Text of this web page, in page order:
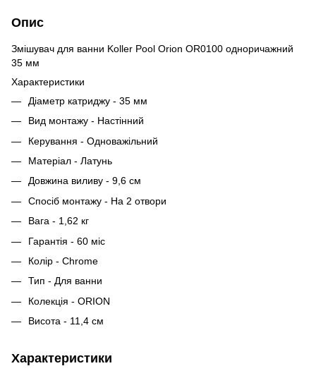
Опис
Змішувач для ванни Koller Pool Orion OR0100 одноричажний
35 мм
Характеристики
Діаметр катриджу - 35 мм
Вид монтажу - Настінний
Керування - Одноважільний
Матеріал - Латунь
Довжина виливу - 9,6 см
Спосіб монтажу - На 2 отвори
Вага - 1,62 кг
Гарантія - 60 міс
Колір - Chrome
Тип - Для ванни
Колекція - ORION
Висота - 11,4 см
Характеристики